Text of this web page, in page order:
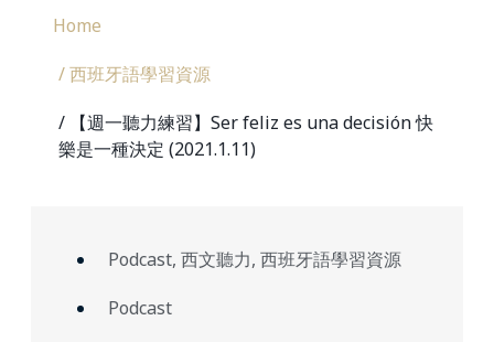
Home
/ 西班牙語學習資源
/ 【週一聽力練習】Ser feliz es una decisión 快
樂是一種決定 (2021.1.11)
Podcast, 西文聽力, 西班牙語學習資源
Podcast